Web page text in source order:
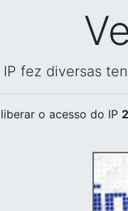
IP fez diversas
o acesso do IP